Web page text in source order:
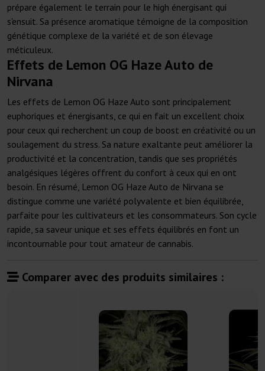
prépare également le terrain pour le high énergisant qui
s'ensuit. Sa présence aromatique témoigne de la composition
génétique complexe de la variété et de son élevage
méticuleux.
Effets de Lemon OG Haze Auto de
Nirvana
Les effets de Lemon OG Haze Auto sont principalement
euphoriques et énergisants, ce qui en fait un excellent choix
pour ceux qui recherchent un coup de boost en créativité ou un
soulagement du stress. Sa nature exaltante peut améliorer la
productivité et la concentration, tandis que ses propriétés
analgésiques légères offrent du confort à ceux qui en ont
besoin. En résumé, Lemon OG Haze Auto de Nirvana se
distingue comme une variété polyvalente et bien équilibrée,
parfaite pour les cultivateurs et les consommateurs. Son cycle
rapide, sa saveur unique et ses effets équilibrés en font un
incontournable pour tout amateur de cannabis.
Comparer avec des produits similaires :